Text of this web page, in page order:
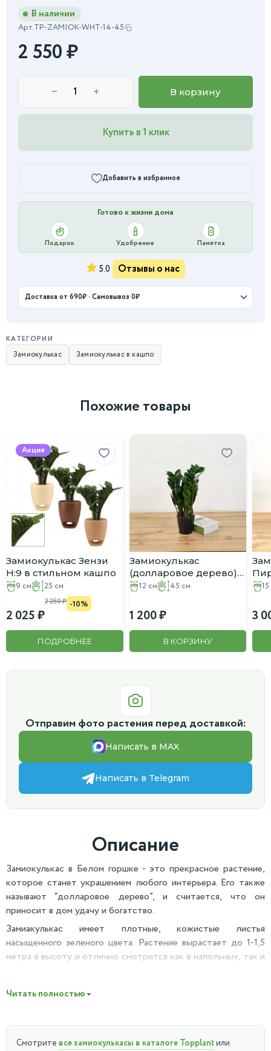
В наличии
Арт.TP-ZAMIOK-WHT-14-45
2 550₽
− + В корзину
Купить в 1 клик
Добавить в избранное
Готово к жизни дома
Подарок Удобрение Памятка
5.0 Отзывы о нас
Доставка от 690₽ · Самовывоз 0₽
КАТЕГОРИИ
Замиокулькас Замиокулькас в кашпо
Похожие товары
Акция
Замиокулькас Зензи
H:9 в стильном кашпо
9 см
25 см
2 025
2 250 -10%
ПОДРОБНЕЕ
Замиокулькас
(долларовое дерево)
D:12CM H:45CM
12 см 45 см
1 200
В КОРЗИНУ
3
Отправим фото растения перед доставкой:
Написать в MAX
Написать в Telegram
Описание
Замиокулькас в Белом горшке - это прекрасное растение,
которое станет украшением любого интерьера. Его также
называют “долларовое дерево”, и считается, что он
приносит в дом удачу и богатство.
Замиакулькас имеет плотные, кожистые листья
насыщенного зеленого цвета. Растение вырастает до 1-1,5
метра в высоту и отлично смотрится как в напольных, так и
Растение неприхотливо в уходе, достаточно поливать его
что делает его идеальным выбором для занятых людей или
начинающих цветоводов.
Читать полностью
Смотрите все замиокулькасы в каталоге Topplantили